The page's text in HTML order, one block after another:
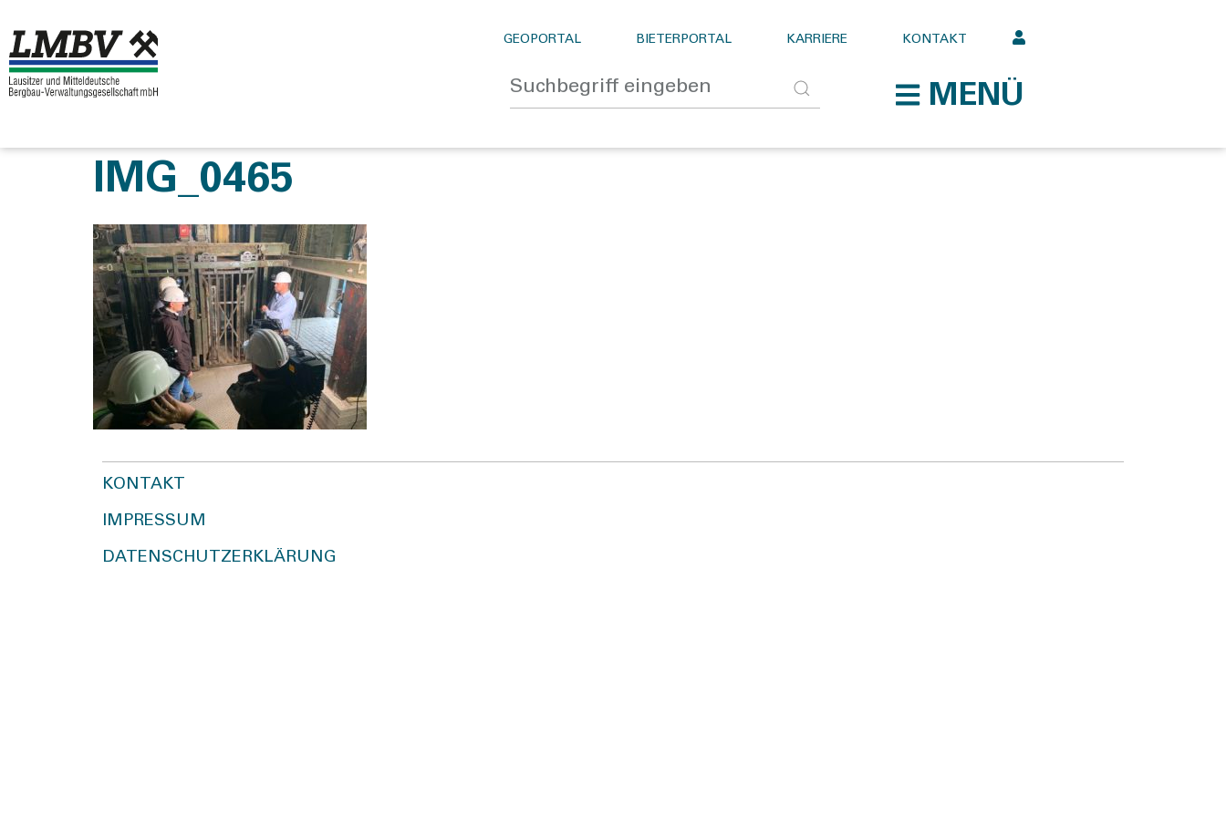
GEOPORTAL BIETERPORTAL KARRIERE KONTAKT
MENÜ
IMG_0465
KONTAKT
IMPRESSUM
DATENSCHUTZERKLÄRUNG